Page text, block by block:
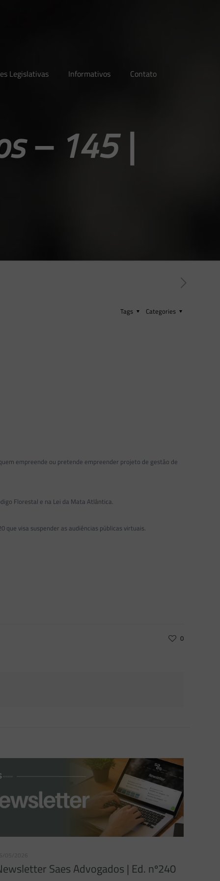
Legislativas Informativos Contato
– 145 |
Categories
Tags
empreende ou pretende empreender projeto de gestão de
Florestal e na Lei da Mata Atlântica.
que visa suspender as audiências públicas virtuais.
0
05/2026
Saes Advogados | Ed. nº240